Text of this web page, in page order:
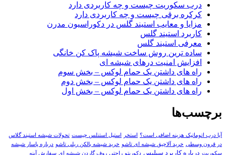
درب سکوریت چیست و چه کاربردی دارد
کرکره برقی چیست و چه کاربردی دارد
مزایا و معایب استیند گلس در دکوراسیون مدرن
کاربرد استیند گلس
معرفی استیند گلس
ساده ترین روش ساخت شیشه پاک کن خانگی
افزایش امنیت درهای شیشه ای
راه های داشتن یک حمام لوکس – بخش سوم
راه های داشتن یک حمام لوکس – بخش دوم
راه های داشتن یک حمام لوکس – بخش اول
برچسب‌ها
آیا درب اتوماتیک هزینه اضافی است؟ استخر استيل استنلس چيست تحولات شیشه استیند گلاس
در قرون وسطی خرید آلاچیق شیشه ای تاشو خرید شیشه بالکن ریلی تاشو درباره پاسار شيشه
سکوريت درباره کاربرد سیلیس دکوریتو راحتی روف گاردن شیشه ای سفارش آينه